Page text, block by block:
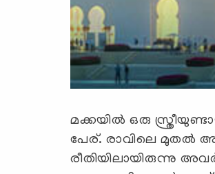
മക്കയില്‍ ഒരു
പേര്. രാവിലെ മുതല്‍
രീതിയിലായിരുന്നു